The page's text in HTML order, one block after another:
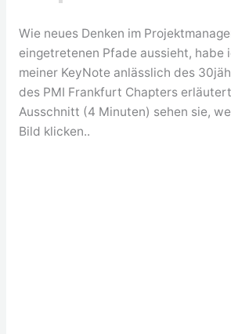
Wie neues Denken im
eingetretenen Pfade aussieht, habe
meiner KeyNote anlässlich des
des PMI Frankfurt Chapters
Ausschnitt (4 Minuten) sehen sie,
Bild klicken..